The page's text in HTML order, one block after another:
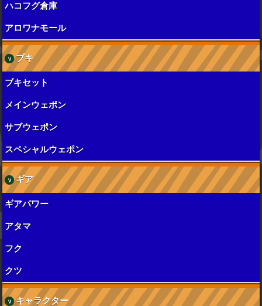
ハコフグ倉庫
アロワナモール
ブキ
ブキセット
メインウェポン
サブウェポン
スペシャルウェポン
ギア
ギアパワー
アタマ
フク
クツ
キャラクター